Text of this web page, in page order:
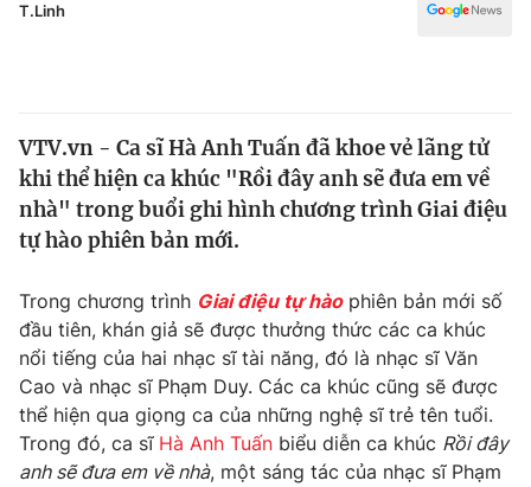
Pháp luật
Thế giới
Tin tức
Thế giới đó đây
Câu chuyện quốc tế
Kinh tế
Thị trường
Góc doanh nghiệp
Dữ liệu và đời sống
Truyền hình
Phim VTV
Hậu trường
Giải trí
Điện ảnh
T.Linh
VTV.vn - Ca sĩ Hà Anh Tuấn đã khoe vẻ lãng tử
khi thể hiện ca khúc "Rồi đây anh sẽ đưa em về
nhà" trong buổi ghi hình chương trình Giai điệu
tự hào phiên bản mới.
Trong chương trình Giai điệu tự hàophiên bản mới số
đầu tiên, khán giả sẽ được thưởng thức các ca khúc
nổi tiếng của hai nhạc sĩ tài năng, đó là nhạc sĩ Văn
Cao và nhạc sĩ Phạm Duy. Các ca khúc cũng sẽ được
thể hiện qua giọng ca của những nghệ sĩ trẻ tên tuổi.
Trong đó, ca sĩ Hà Anh Tuấn biểu diễn ca khúc Rồi đây
anh sẽ đưa em về nhà, một sáng tác của nhạc sĩ Phạm